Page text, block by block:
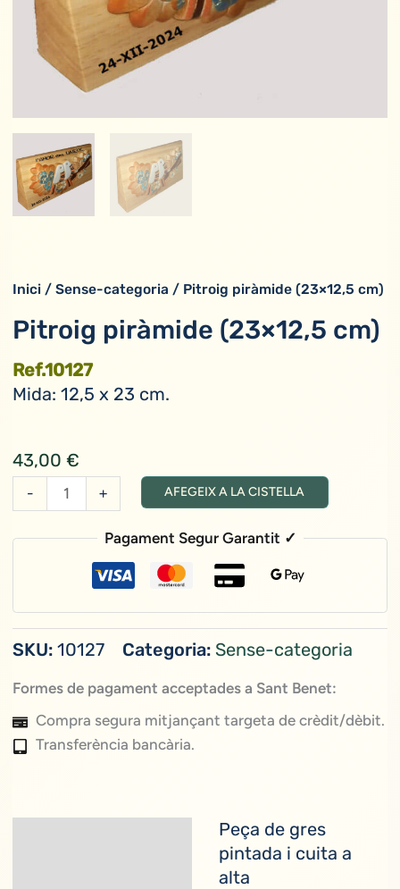
Inici /Sense-categoria / Pitroig piràmide (23×12,5 cm)
Pitroig piràmide (23×12,5 cm)
Ref.10127
Mida: 12,5 x 23 cm.
43,00€
-
quantitat
de
Pitroig
cm)
+ AFEGEIX A LA CISTELLA
Pagament Segur Garantit ✓
SKU:10127 Categoria: Sense-categoria
Formes de pagament acceptades a Sant Benet:
Compra segura mitjançant targeta de crèdit/dèbit.
Transferència bancària.
Peça de gres
pintada i cuita a
alta